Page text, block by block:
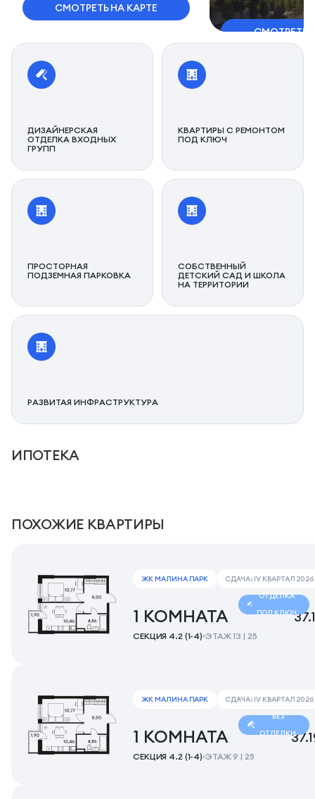
СМОТРЕТЬ НА КАРТЕ
СМОТРЕТЬ
ДИЗАЙНЕРСКАЯ
ОТДЕЛКА ВХОДНЫХ
ГРУПП
КВАРТИРЫ С РЕМОНТОМ
ПОД КЛЮЧ
ПРОСТОРНАЯ
ПОДЗЕМНАЯ ПАРКОВКА
СОБСТВЕННЫЙ
ДЕТСКИЙ САД И ШКОЛА
НА ТЕРРИТОРИИ
РАЗВИТАЯ ИНФРАСТРУКТУРА
ИПОТЕКА
ПОХОЖИЕ КВАРТИРЫ
ЖК МАЛИНА ПАРК СДАЧА: IV КВАРТАЛ 2026
1 КОМНАТА
СЕКЦИЯ 4.2 (1-4) ЭТАЖ 13 | 25
ОТДЕЛКА
ПОД КЛЮЧ
ЖК МАЛИНА ПАРК СДАЧА: IV КВАРТАЛ 2026
1 КОМНАТА
СЕКЦИЯ 4.2 (1-4) ЭТАЖ 9 | 25
БЕЗ
ОТДЕЛКИ